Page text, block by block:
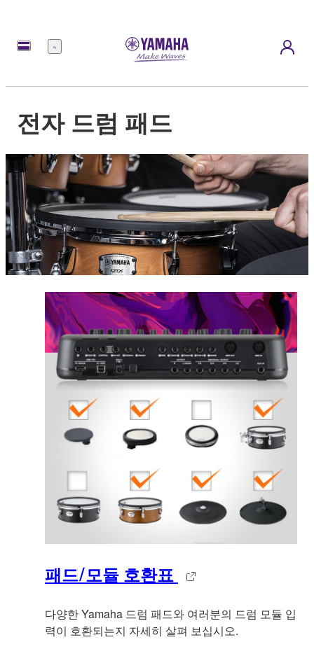
메
전자 드럼 패드
패드/모듈 호환표
다양한 Yamaha 드럼 패드와 여러분의 드럼 모듈 입
력이 호환되는지 자세히 살펴 보십시오.